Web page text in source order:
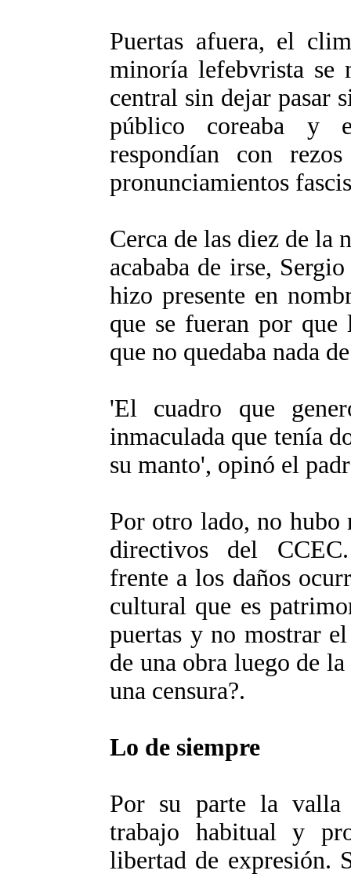
Puertas afuera, el
minoría lefebvrista se
central sin dejar pasar
público coreaba y
respondían con
pronunciamientos
Cerca de las diez de la
acababa de irse,
hizo presente en
que se fueran por
que no quedaba nada
'El cuadro que
inmaculada que tenía
su manto', opinó el
Por otro lado, no hubo
directivos del
frente a los daños
cultural que es
puertas y no mostrar
de una obra luego de
una censura?.
Lo de siempre
Por su parte la valla
trabajo habitual y
libertad de expresión.